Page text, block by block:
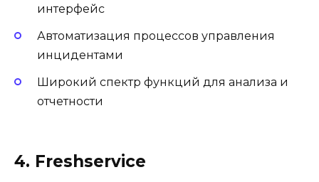
интерфейс
Автоматизация процессов управления
инцидентами
Широкий спектр функций для анализа и
отчетности
4. Freshservice